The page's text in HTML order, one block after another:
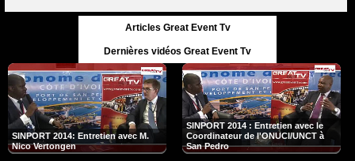
Articles Great Event Tv
Dernières vidéos Great Event Tv
SINPORT 2014: Entretien avec M.
Nico Vertongen
SINPORT 2014 : Entretien avec le
Coordinateur de l'ONUCI/UNCT à
San Pedro